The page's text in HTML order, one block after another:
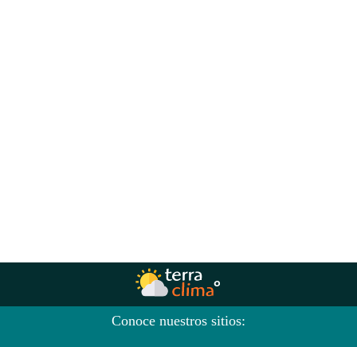
Conoce nuestros sitios: